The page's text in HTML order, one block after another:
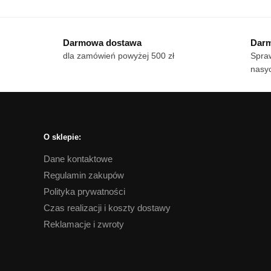
170 zł
wiele
wariantów.
można
Darmowa dostawa
dla zamówień powyżej 500 zł
O sklepie:
Dane kontaktowe
Regulamin zakupów
Polityka prywatności
Czas realizacji i koszty dostawy
Reklamacje i zwroty